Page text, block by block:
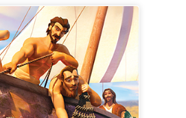
tentang perjamuan
pemungut cukai yang
perempuan berdosa. Joy
menyediakan waktu bersama
cukai, orang miskin, dan
untuk makin serupa
mengikuti teladan-Nya.